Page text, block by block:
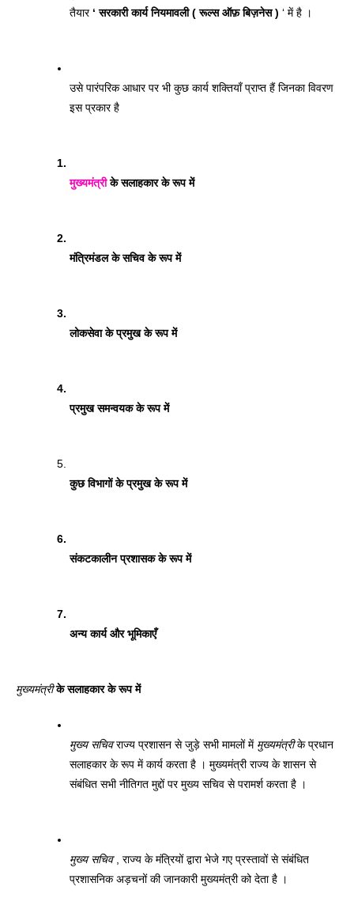
तैयार ‘ सरकारी कार्य नियमावली ( रूल्स ऑफ़ बिज़नेस ) ‘ में है ।
उसे पारंपरिक आधार पर भी कुछ कार्य शक्तियाँ प्राप्त हैं जिनका विवरण
इस प्रकार है
मुख्यमंत्री के सलाहकार के रूप में
मंत्रिमंडल के सचिव के रूप में
लोकसेवा के प्रमुख के रूप में
प्रमुख समन्वयक के रूप में
कुछ विभागों के प्रमुख के रूप में
संकटकालीन प्रशासक के रूप में
अन्य कार्य और भूमिकाएँ
मुख्यमंत्री के सलाहकार के रूप में
मुख्य सचिव राज्य प्रशासन से जुड़े सभी मामलों में मुख्यमंत्री के प्रधान
सलाहकार के रूप में कार्य करता है । मुख्यमंत्री राज्य के शासन से
संबंधित सभी नीतिगत मुद्दों पर मुख्य सचिव से परामर्श करता है ।
मुख्य सचिव , राज्य के मंत्रियों द्वारा भेजे गए प्रस्तावों से संबंधित
प्रशासनिक अड़चनों की जानकारी मुख्यमंत्री को देता है ।